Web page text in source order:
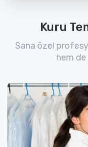
Kuru
Sana özel
hem